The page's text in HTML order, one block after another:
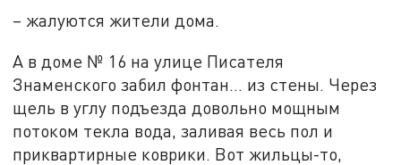
– жалуются жители дома.
А в доме № 16 на улице Писателя
Знаменского забил фонтан... из стены. Через
щель в углу подъезда довольно мощным
потоком текла вода, заливая весь пол и
приквартирные коврики. Вот жильцы-то,